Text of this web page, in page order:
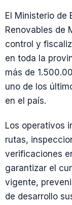
El Ministerio de
Renovables de
control y
en toda la
más de
uno de los
en el país.
Los operativos
rutas,
verificaciones
garantizar el
vigente,
de desarrollo